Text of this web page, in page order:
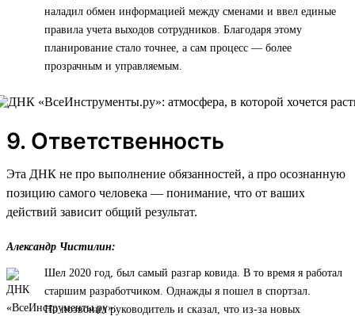
наладил обмен информацией между сменами и ввел единые
правила учета выходов сотрудников. Благодаря этому
планирование стало точнее, а сам процесс — более
прозрачным и управляемым.
9. Ответственность
Эта ДНК не про выполнение обязанностей, а про осознанную
позицию самого человека — понимание, что от ваших
действий зависит общий результат.
Александр Чистилин:
Шел 2020 год, был самый разгар ковида. В то время я работал
старшим разработчиком. Однажды я пошел в спортзал.
Но позвонил руководитель и сказал, что из-за новых